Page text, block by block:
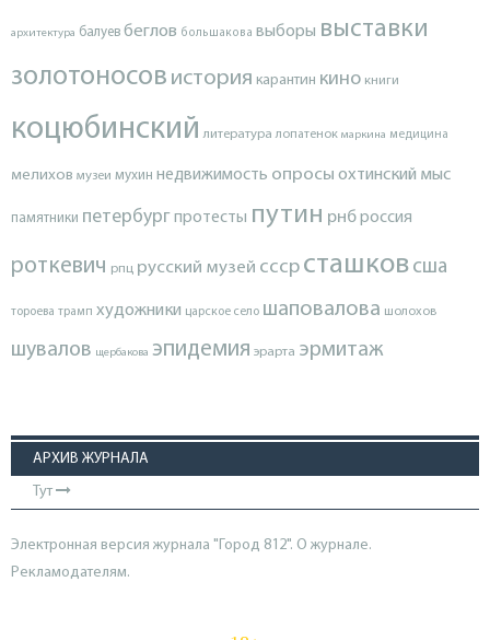
архитектура балуев беглов большакова выборы выставки
золотоносов история карантин кино книги
коцюбинский литература лопатенок маркина медицина
мелихов музеи мухин недвижимость опросы охтинский мыс
памятники петербургпротесты путин рнброссия
роткевич рпц русский музей ссср сташков сша
тороева трамп художники царское село шаповалова шолохов
шувалов щербакова эпидемия эрарта эрмитаж
АРХИВ ЖУРНАЛА
Тут
Электронная версия журнала "Город 812". О журнале.
Рекламодателям.